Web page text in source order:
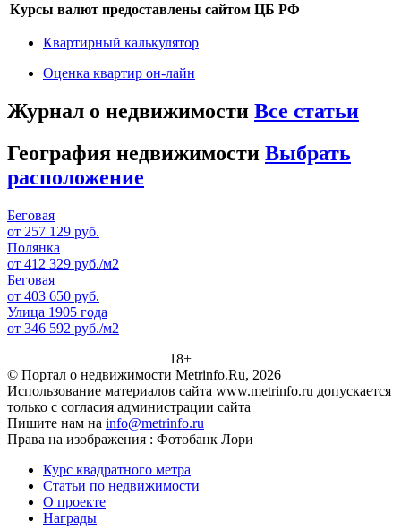
Курсы валют предоставлены сайтом ЦБ РФ
Квартирный калькулятор
Оценка квартир он-лайн
Журнал о недвижимости Все статьи
География недвижимости Выбрать
расположение
Беговая
от 257 129 руб.
Полянка
от 412 329 руб./м2
Беговая
от 403 650 руб.
Улица 1905 года
от 346 592 руб./м2
18+
© Портал о недвижимости Metrinfo.Ru, 2026
Использование материалов сайта www.metrinfo.ru допускается
только с согласия администрации сайта
Пишите нам на info@metrinfo.ru
Права на изображения : Фотобанк Лори
Курс квадратного метра
Статьи по недвижимости
О проекте
Награды